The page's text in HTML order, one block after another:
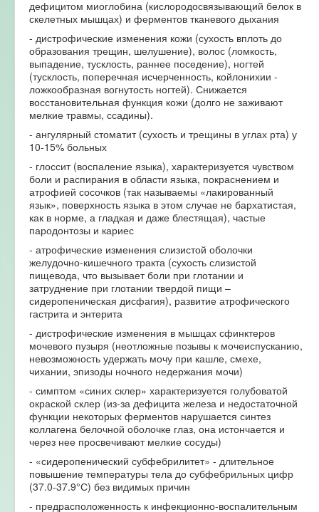
дефицитом миоглобина (кислородосвязывающий белок в
скелетных мышцах) и ферментов тканевого дыхания
- дистрофические изменения кожи (сухость вплоть до
образования трещин, шелушение), волос (ломкость,
выпадение, тусклость, раннее поседение), ногтей
(тусклость, поперечная исчерченность, койлонихии -
ложкообразная вогнутость ногтей). Снижается
восстановительная функция кожи (долго не заживают
мелкие травмы, ссадины).
- ангулярный стоматит (сухость и трещины в углах рта) у
10-15% больных
- глоссит (воспаление языка), характеризуется чувством
боли и распирания в области языка, покраснением и
атрофией сосочков (так называемы «лакированный
язык», поверхность языка в этом случае не бархатистая,
как в норме, а гладкая и даже блестящая), частые
пародонтозы и кариес
- атрофические изменения слизистой оболочки
желудочно-кишечного тракта (сухость слизистой
пищевода, что вызывает боли при глотании и
затруднение при глотании твердой пищи –
сидеропеническая дисфагия), развитие атрофического
гастрита и энтерита
- дистрофические изменения в мышцах сфинктеров
мочевого пузыря (неотложные позывы к мочеиспусканию,
невозможность удержать мочу при кашле, смехе,
чихании, эпизоды ночного недержания мочи)
- симптом «синих склер» характеризуется голубоватой
окраской склер (из-за дефицита железа и недостаточной
функции некоторых ферментов нарушается синтез
коллагена белочной оболочке глаз, она истончается и
через нее просвечивают мелкие сосуды)
- «сидеропенический субфебрилитет» - длительное
повышение температуры тела до субфебрильных цифр
(37.0-37.9°С) без видимых причин
- предрасположенность к инфекционно-воспалительным